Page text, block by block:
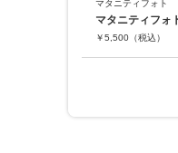
マタニティフォト
マタニティフォ
￥5,500 （税込）